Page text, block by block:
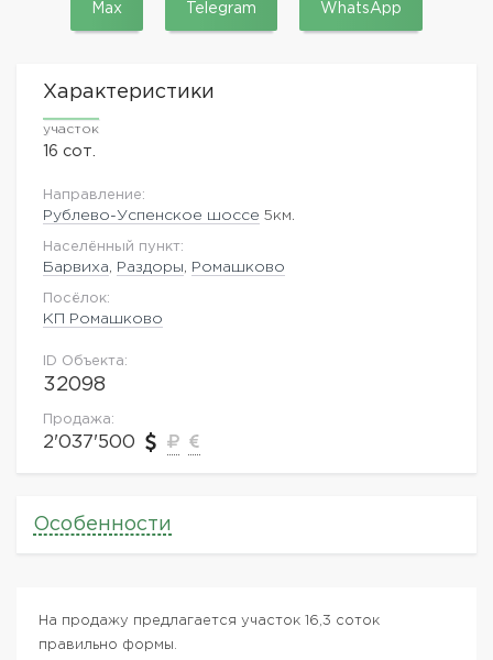
Max Telegram WhatsApp
Характеристики
участок
16 сот.
Направление:
Рублево-Успенское шоссе 5км.
Населённый пункт:
Барвиха Раздоры Ромашково
Посёлок:
КП Ромашково
ID Объекта:
32098
Продажа:
2'037'500
Особенности
На продажу предлагается участок 16,3 соток
правильно формы.